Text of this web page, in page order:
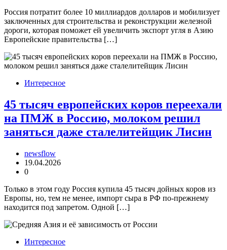
Россия потратит более 10 миллиардов долларов и мобилизует
заключенных для строительства и реконструкции железной
дороги, которая поможет ей увеличить экспорт угля в Азию
Европейские правительства […]
Интересное
45 тысяч европейских коров переехали
на ПМЖ в Россию, молоком решил
заняться даже сталелитейщик Лисин
newsflow
19.04.2026
0
Только в этом году Россия купила 45 тысяч дойных коров из
Европы, но, тем не менее, импорт сыра в РФ по-прежнему
находится под запретом. Одной […]
Интересное